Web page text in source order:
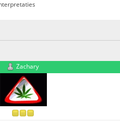
Zachary